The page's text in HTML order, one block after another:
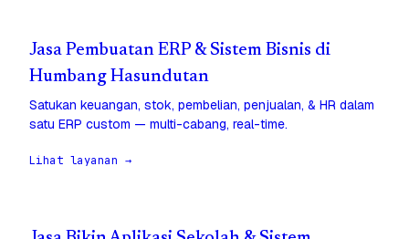
Jasa Pembuatan ERP & Sistem Bisnis di
Humbang Hasundutan
Satukan keuangan, stok, pembelian, penjualan, & HR dalam
satu ERP custom — multi-cabang, real-time.
Lihat layanan →